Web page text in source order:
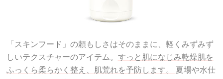
「スキンフード」の頼もしさはそのままに、軽くみずみず
しいテクスチャーのアイテム。 すっと肌になじみ乾燥肌を
ふっくら柔らかく整え、肌荒れを予防します。 夏場や水仕